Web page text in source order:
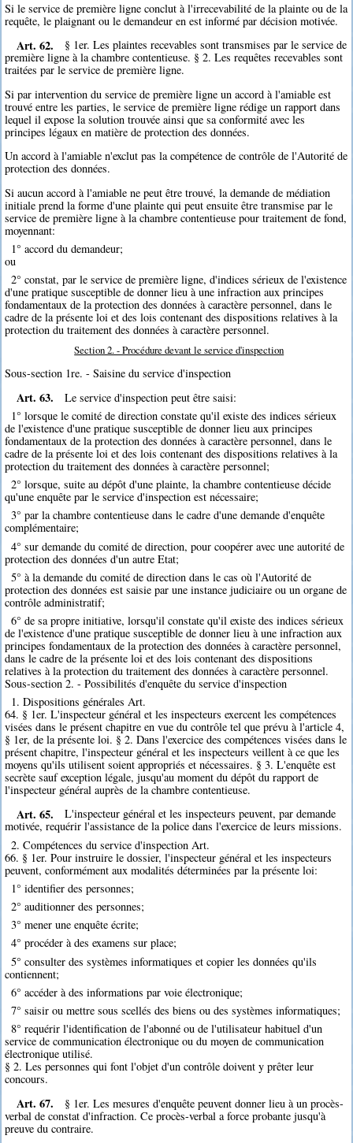
Si le service de première ligne conclut à l'irrecevabilité de la plainte ou de la
requête, le plaignant ou le demandeur en est informé par décision motivée.
Art. 62.
§ 1er. Les plaintes recevables sont transmises par le service de
première ligne à la chambre contentieuse. § 2. Les requêtes recevables sont
traitées par le service de première ligne.
Si par intervention du service de première ligne un accord à l'amiable est
trouvé entre les parties, le service de première ligne rédige un rapport dans
lequel il expose la solution trouvée ainsi que sa conformité avec les
principes légaux en matière de protection des données.
Un accord à l'amiable n'exclut pas la compétence de contrôle de l'Autorité de
protection des données.
Si aucun accord à l'amiable ne peut être trouvé, la demande de médiation
initiale prend la forme d'une plainte qui peut ensuite être transmise par le
service de première ligne à la chambre contentieuse pour traitement de fond,
moyennant:
1° accord du demandeur;
ou
2° constat, par le service de première ligne, d'indices sérieux de l'existence
d'une pratique susceptible de donner lieu à une infraction aux principes
fondamentaux de la protection des données à caractère personnel, dans le
cadre de la présente loi et des lois contenant des dispositions relatives à la
protection du traitement des données à caractère personnel.
Section 2. - Procédure devant le service d'inspection
Sous-section 1re. - Saisine du service d'inspection
Art. 63.
Le service d'inspection peut être saisi:
1° lorsque le comité de direction constate qu'il existe des indices sérieux
de l'existence d'une pratique susceptible de donner lieu aux principes
fondamentaux de la protection des données à caractère personnel, dans le
cadre de la présente loi et des lois contenant des dispositions relatives à la
protection du traitement des données à caractère personnel;
2° lorsque, suite au dépôt d'une plainte, la chambre contentieuse décide
qu'une enquête par le service d'inspection est nécessaire;
3° par la chambre contentieuse dans le cadre d'une demande d'enquête
complémentaire;
4° sur demande du comité de direction, pour coopérer avec une autorité de
protection des données d'un autre Etat;
5° à la demande du comité de direction dans le cas où l'Autorité de
protection des données est saisie par une instance judiciaire ou un organe de
contrôle administratif;
6° de sa propre initiative, lorsqu'il constate qu'il existe des indices sérieux
de l'existence d'une pratique susceptible de donner lieu à une infraction aux
principes fondamentaux de la protection des données à caractère personnel,
dans le cadre de la présente loi et des lois contenant des dispositions
relatives à la protection du traitement des données à caractère personnel.
Sous-section 2. - Possibilités d'enquête du service d'inspection
1. Dispositions générales Art.
64. § 1er. L'inspecteur général et les inspecteurs exercent les compétences
visées dans le présent chapitre en vue du contrôle tel que prévu à l'article 4,
§ 1er, de la présente loi. § 2. Dans l'exercice des compétences visées dans le
présent chapitre, l'inspecteur général et les inspecteurs veillent à ce que les
moyens qu'ils utilisent soient appropriés et nécessaires. § 3. L'enquête est
secrète sauf exception légale, jusqu'au moment du dépôt du rapport de
l'inspecteur général auprès de la chambre contentieuse.
Art. 65.
L'inspecteur général et les inspecteurs peuvent, par demande
motivée, requérir l'assistance de la police dans l'exercice de leurs missions.
2. Compétences du service d'inspection Art.
66. § 1er. Pour instruire le dossier, l'inspecteur général et les inspecteurs
peuvent, conformément aux modalités déterminées par la présente loi:
1° identifier des personnes;
2° auditionner des personnes;
3° mener une enquête écrite;
4° procéder à des examens sur place;
5° consulter des systèmes informatiques et copier les données qu'ils
contiennent;
6° accéder à des informations par voie électronique;
7° saisir ou mettre sous scellés des biens ou des systèmes informatiques;
8° requérir l'identification de l'abonné ou de l'utilisateur habituel d'un
service de communication électronique ou du moyen de communication
électronique utilisé.
§ 2. Les personnes qui font l'objet d'un contrôle doivent y prêter leur
concours.
Art. 67.
§ 1er. Les mesures d'enquête peuvent donner lieu à un procès-
verbal de constat d'infraction. Ce procès-verbal a force probante jusqu'à
preuve du contraire.